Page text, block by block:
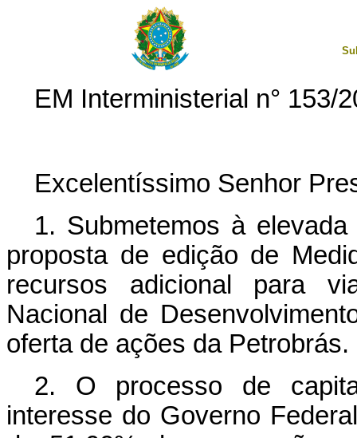
EM Interministerial n° 153/
Excelentíssimo Senhor
1. Submetemos à
proposta de edição de
recursos adicional para
Nacional de
oferta de ações da Petrobrás.
2. O processo de
interesse do Governo